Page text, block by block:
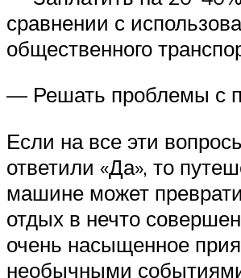
сравнении с
общественного
— Решать проблемы с
Если на все эти
ответили «Да», то
машине может
отдых в нечто
очень насыщенное
необычными